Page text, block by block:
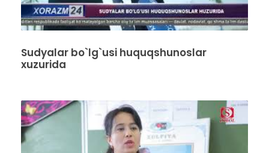
Sudyalar bo`lg`usi huquqshunoslar
xuzurida